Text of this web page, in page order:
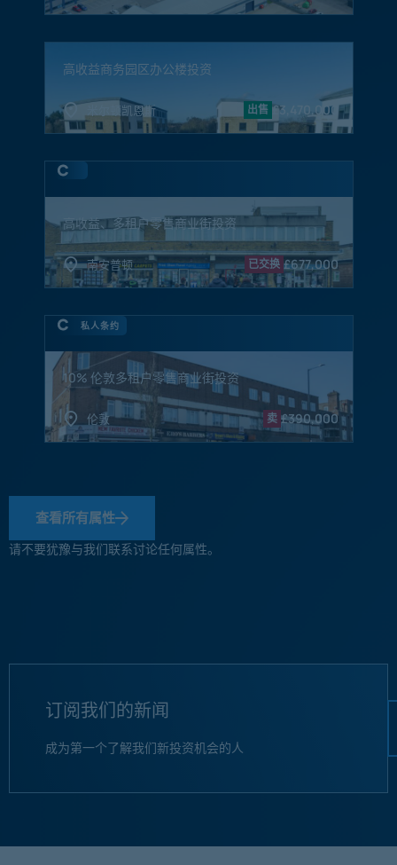
高收益商务园区办公楼投资
米尔顿凯恩斯 出售 £3,470,000
高收益、多租户零售商业街投资
南安普顿 已交换 £677,000
私人条约
10% 伦敦多租户零售商业街投资
伦敦 卖 £390,000
查看所有属性
请不要犹豫与我们联系讨论任何属性。
订阅我们的新闻
成为第一个了解我们新投资机会的人